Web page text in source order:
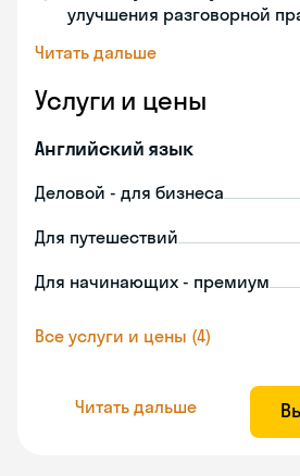
улучшения разговорной
Читать дальше
Услуги и цены
Английский язык
Деловой - для бизнеса
Для путешествий
Для начинающих - премиум
Все услуги и цены (4)
Читать дальше